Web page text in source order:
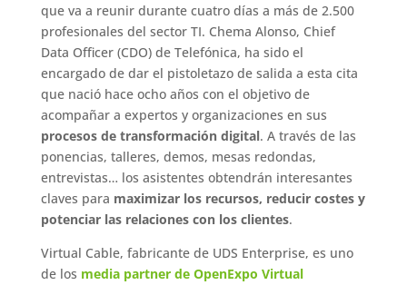
que va a reunir durante cuatro días a más de 2.500
profesionales del sector TI. Chema Alonso, Chief
Data Officer (CDO) de Telefónica, ha sido el
encargado de dar el pistoletazo de salida a esta cita
que nació hace ocho años con el objetivo de
acompañar a expertos y organizaciones en sus
procesos de transformación digital. A través de las
ponencias, talleres, demos, mesas redondas,
entrevistas… los asistentes obtendrán interesantes
claves para maximizar los recursos, reducir costes y
potenciar las relaciones con los clientes.
Virtual Cable, fabricante de UDS Enterprise, es uno
de los media partner de OpenExpo Virtual